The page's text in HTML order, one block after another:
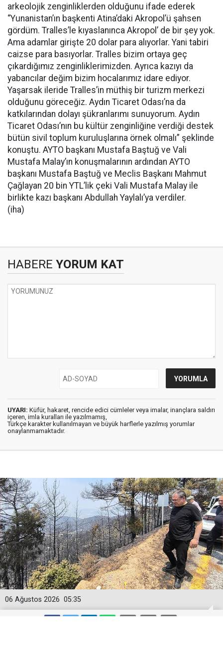
arkeolojik zenginliklerden olduğunu ifade ederek
“Yunanistan’ın başkenti Atina’daki Akropol’ü şahsen
gördüm. Tralles’le kıyaslanınca Akropol’ de bir şey yok.
Ama adamlar girişte 20 dolar para alıyorlar. Yani tabiri
caizse para basıyorlar. Tralles bizim ortaya geç
çıkardığımız zenginliklerimizden. Ayrıca kazıyı da
yabancılar değim bizim hocalarımız idare ediyor.
Yaşarsak ileride Tralles’in müthiş bir turizm merkezi
olduğunu göreceğiz. Aydın Ticaret Odası’na da
katkılarından dolayı şükranlarımı sunuyorum. Aydın
Ticaret Odası’nın bu kültür zenginliğine verdiği destek
bütün sivil toplum kuruluşlarına örnek olmalı” şeklinde
konuştu. AYTO başkanı Mustafa Baştuğ ve Vali
Mustafa Malay’ın konuşmalarının ardından AYTO
başkanı Mustafa Baştuğ ve Meclis Başkanı Mahmut
Çağlayan 20 bin YTL’lik çeki Vali Mustafa Malay ile
birlikte kazı başkanı Abdullah Yaylalı’ya verdiler.
(iha)
HABERE YORUM KAT
UYARI: Küfür, hakaret, rencide edici cümleler veya imalar, inançlara saldırı
içeren, imla kuralları ile yazılmamış,
Türkçe karakter kullanılmayan ve büyük harflerle yazılmış yorumlar
onaylanmamaktadır.
05:35
06 Ağustos 2026